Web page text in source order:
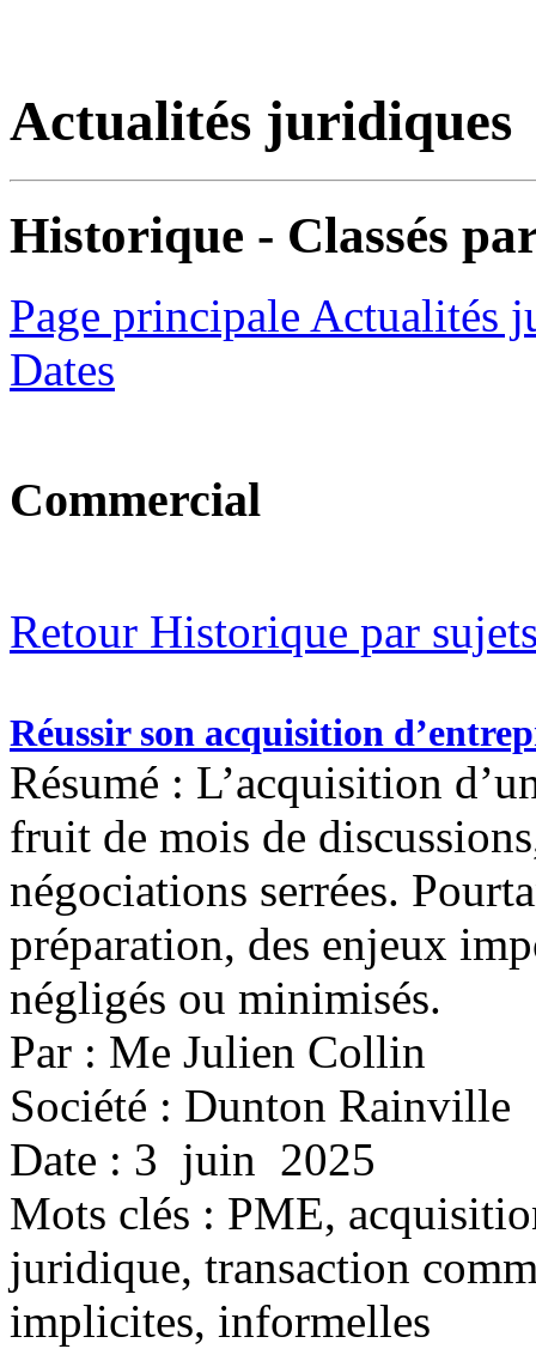
Actualités juridiques
Historique - Classés
Page principale Actualités
Dates
Commercial
Retour Historique par
Réussir son acquisition
Résumé : L’acquisition
fruit de mois de
négociations serrées.
préparation, des enjeux
négligés ou minimisés.
Par : Me Julien Collin
Société : Dunton Rainville
Date : 3 juin 2025
Mots clés : PME,
juridique, transaction
implicites, informelles